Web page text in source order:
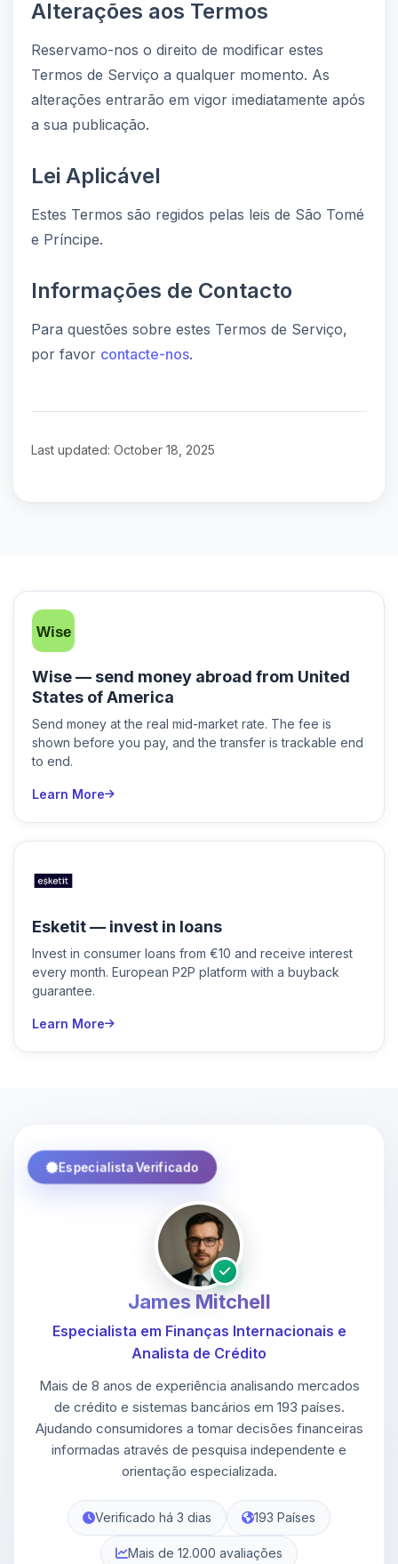
Alterações aos Termos
Reservamo-nos o direito de modificar estes
Termos de Serviço a qualquer momento. As
alterações entrarão em vigor imediatamente após
a sua publicação.
Lei Aplicável
Estes Termos são regidos pelas leis de São Tomé
e Príncipe.
Informações de Contacto
Para questões sobre estes Termos de Serviço,
por favor contacte-nos.
Last updated: October 18, 2025
Wise — send money abroad from United
States of America
Send money at the real mid-market rate. The fee is
shown before you pay, and the transfer is trackable end
to end.
Learn More
Esketit — invest in loans
Invest in consumer loans from €10 and receive interest
every month. European P2P platform with a buyback
guarantee.
Learn More
Especialista Verificado
James Mitchell
Especialista em Finanças Internacionais e
Analista de Crédito
Mais de 8 anos de experiência analisando mercados
de crédito e sistemas bancários em 193 países.
Ajudando consumidores a tomar decisões financeiras
informadas através de pesquisa independente e
orientação especializada.
Verificado há 3 dias 193 Países
Mais de 12.000 avaliações